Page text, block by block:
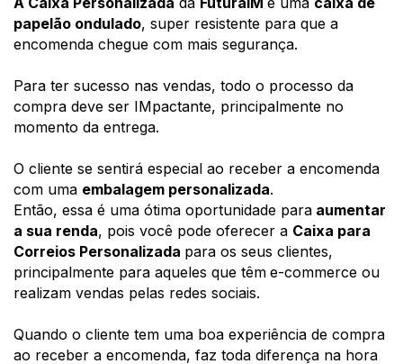
papelão ondulado, super resistente para que a
encomenda chegue com mais segurança.
Para ter sucesso nas vendas, todo o processo da
compra deve ser IMpactante, principalmente no
momento da entrega.
O cliente se sentirá especial ao receber a encomenda
com uma embalagem personalizada.
Então, essa é uma ótima oportunidade para aumentar
a sua renda, pois você pode oferecer a Caixa para
Correios Personalizada para os seus clientes,
principalmente para aqueles que têm e-commerce ou
realizam vendas pelas redes sociais.
Quando o cliente tem uma boa experiência de compra
ao receber a encomenda, faz toda diferença na hora